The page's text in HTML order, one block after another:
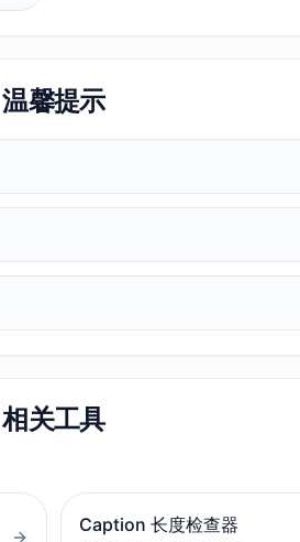
温馨提示
相关工具
Caption 长度检查器